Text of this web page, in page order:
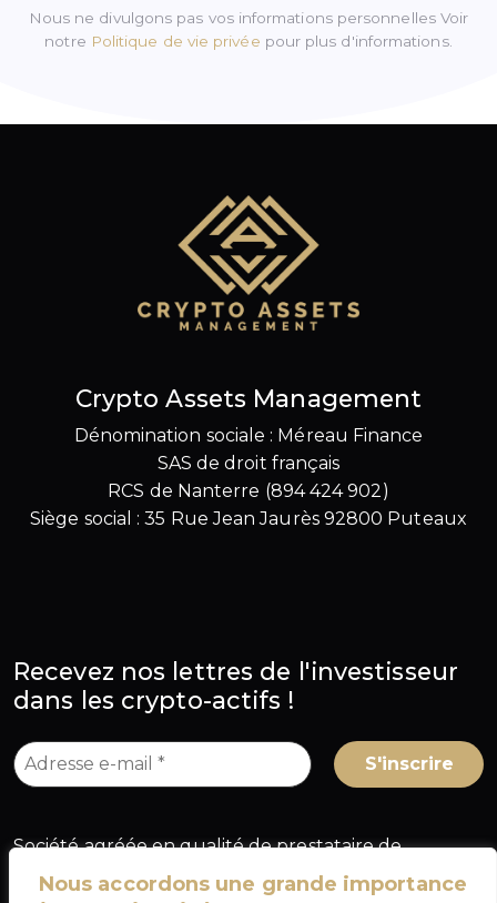
Nous accordons une grande importance
Nous ne divulgons pas vos informations personnelles Voir
notre Politique de vie privée pour plus d'informations.
Crypto Assets Management
Dénomination sociale : Méreau Finance
SAS de droit français
RCS de Nanterre (894 424 902)
Siège social : 35 Rue Jean Jaurès 92800 Puteaux
Recevez nos lettres de l'investisseur
dans les crypto-actifs !
Société agréée en qualité de prestataire de
services sur crypto-actifs (PSCA) au titre du